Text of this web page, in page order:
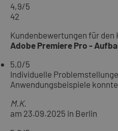
4,9/5
42
Kundenbewertungen für den
Adobe Premiere Pro -
5,0/5
Individuelle
Anwendungsbeispiele
M.K.
am 23.09.2025 in Berlin